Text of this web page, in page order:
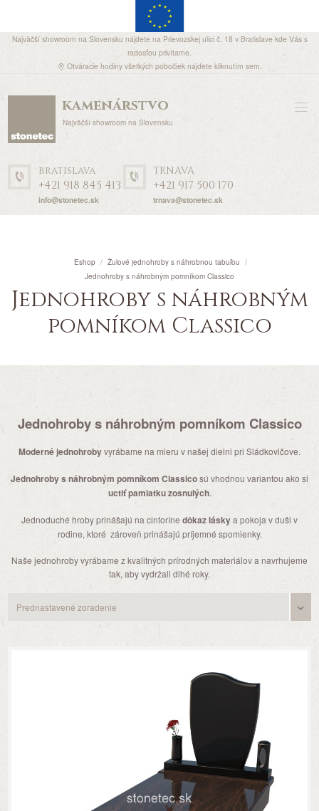
Najväčší showroom na Slovensku nájdete na Prievozskej ulici č. 18 v Bratislave kde Vás s
radosťou privítame.
Otváracie hodiny všetkých pobočiek nájdete kliknutím sem.
kamenárstvo
Najväčší showroom na Slovensku
bratislava
+421 918 845 413
info@stonetec.sk
TRNAVA
+421 917 500 170
trnava@stonetec.sk
Eshop
Žulové jednohroby s náhrobnou tabuľou
Jednohroby s náhrobným pomníkom Classico
Jednohroby s náhrobným
pomníkom Classico
Jednohroby s náhrobným pomníkom Classico
Moderné jednohrobyvyrábame na mieru v našej dielni pri Sládkovičove.
Jednohroby s náhrobným pomníkom Classicosú vhodnou variantou ako si
uctiť pamiatku zosnulých.
Jednoduché hroby prinášajú na cintoríne dôkaz láskya pokoja v duši v
rodine, ktoré zároveň prinášajú príjemné spomienky.
Naše jednohroby vyrábame z kvalitných prírodných materiálov a navrhujeme
tak, aby vydržali dlhé roky.